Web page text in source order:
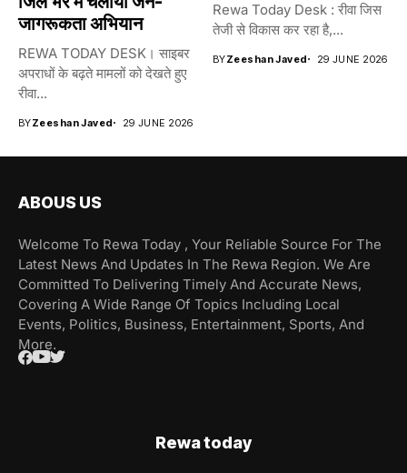
जागरूकता अभियान
REWA TODAY DESK। साइबर
अपराधों के बढ़ते मामलों को देखते हुए
रीवा...
BYZeeshan Javed 29 JUNE 2026
Rewa Today Desk : रीवा जिस
तेजी से विकास कर रहा है,...
BYZeeshan Javed 29 JUNE 2026
ABOUS US
Welcome To Rewa Today , Your Reliable Source For The
Latest News And Updates In The Rewa Region. We Are
Committed To Delivering Timely And Accurate News,
Covering A Wide Range Of Topics Including Local
Events, Politics, Business, Entertainment, Sports, And
More.
Rewa today